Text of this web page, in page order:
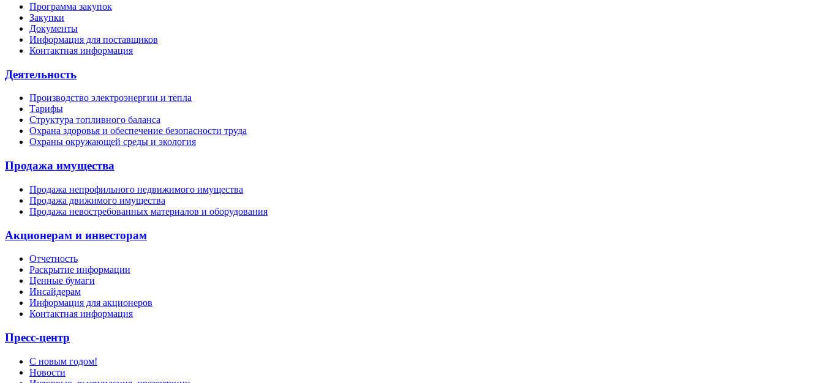
Программа закупок
Закупки
Документы
Информация для поставщиков
Контактная информация
Деятельность
Производство электроэнергии и тепла
Тарифы
Структура топливного баланса
Охрана здоровья и обеспечение безопасности труда
Охраны окружающей среды и экология
Продажа имущества
Продажа непрофильного недвижимого имущества
Продажа движимого имущества
Продажа невостребованных материалов и оборудования
Акционерам и инвесторам
Отчетность
Раскрытие информации
Ценные бумаги
Инсайдерам
Информация для акционеров
Контактная информация
Пресс-центр
С новым годом!
Новости